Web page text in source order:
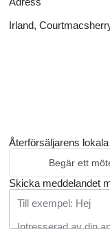
Irland,
Återförsäljarens
Begär ett
Skicka meddelandet